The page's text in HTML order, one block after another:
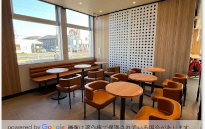
画像は著作権で保護されている場合があります。